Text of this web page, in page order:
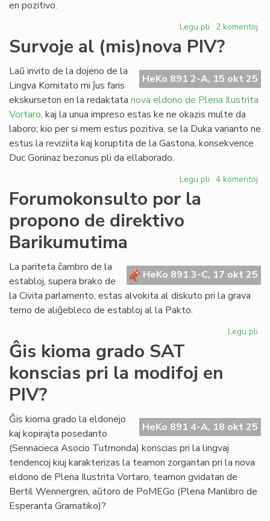
en pozitivo.
Legu pli pri
Resanigita
la
situacio
de
ENa
2 komentoj
Survoje al (mis)nova PIV?
HeKo 891 2-A, 15 okt 25
Laŭ invito de la dojeno de la
Lingva Komitato mi ĵus faris
ekskurseton en la redaktata nova eldono de Plena Ilustrita
Vortaro, kaj la unua impreso estas ke ne okazis multe da
laboro; kio per si mem estus pozitiva, se la Duka varianto ne
estus la reviziita kaj koruptita de la Gastona, konsekvence
Duc Goninaz bezonus pli da ellaborado.
Legu pli pri
4 komentoj
Forumokonsulto por la
propono de direktivo
Barikumutima
HeKo 891 3-C, 17 okt 25
La pariteta ĉambro de la
establoj, supera brako de
la Civita parlamento, estas alvokita al diskuto pri la grava
temo de aliĝebleco de establoj al la Pakto.
Legu pli
Ĝis kioma grado SAT
konscias pri la modifoj en
PIV?
HeKo 891 4-A, 18 okt 25
Ĝis kioma grado la eldonejo
kaj kopirajta posedanto
(Sennacieca Asocio Tutmonda) konscias pri la lingvaj
tendencoj kiuj karakterizas la teamon zorgantan pri la nova
eldono de Plena Ilustrita Vortaro, teamon gvidatan de
Bertil Wennergren, aŭtoro de PoMEGo (Plena Manlibro de
Esperanta Gramatiko)?